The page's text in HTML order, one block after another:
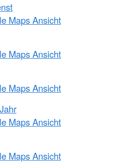
Maps Ansicht
Maps Ansicht
Maps Ansicht
Maps Ansicht
Maps Ansicht